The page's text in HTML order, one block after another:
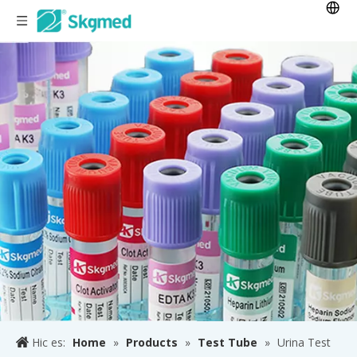
Hic es: Home » Products » Test Tube » Urina Test